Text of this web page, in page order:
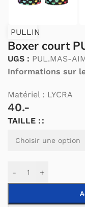
PULLIN
Boxer court
UGS : PUL.MAS-
Informations sur
Matériel : LYCRA
40.-
TAILLE :
- +
Alternative: